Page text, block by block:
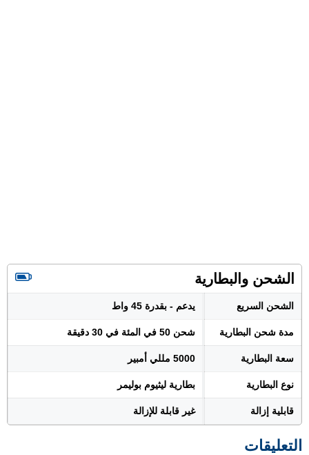
الشحن والبطارية
الشحن السريع يدعم - بقدرة 45 واط
مدة شحن البطارية شحن 50 في المئة في 30 دقيقة
سعة البطارية 5000 مللي أمبير
نوع البطارية بطارية ليثيوم بوليمر
قابلية إزالة غير قابلة للإزالة
التعليقات